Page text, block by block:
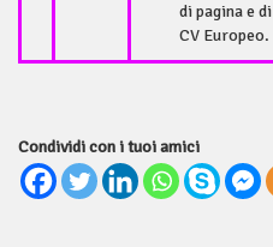
di pagina e
CV
Condividi con i tuoi amici